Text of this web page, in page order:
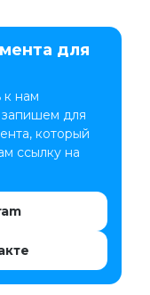
для
к нам
для
который
ссылку на